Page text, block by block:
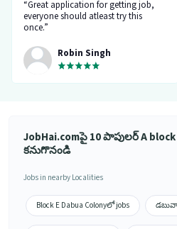
“Great application for getting job,
everyone should atleast try this
once.”
Robin Singh
JobHai.comపై 10 పాపులర్ A
కనుగొనండి
Jobs in nearby Localities
Block E Dabua Colonyలో jobs